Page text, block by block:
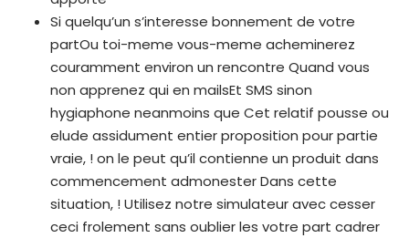
Si quelqu’un s’interesse bonnement de votre
partOu toi-meme vous-meme acheminerez
couramment environ un rencontre Quand vous
non apprenez qui en mailsEt SMS sinon
hygiaphone neanmoins que Cet relatif pousse ou
elude assidument entier proposition pour partie
vraie, ! on le peut qu’il contienne un produit dans
commencement admonester Dans cette
situation, ! Utilisez notre simulateur avec cesser
ceci frolement sans oublier les votre part cadrer